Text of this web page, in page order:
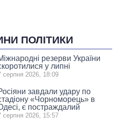
ПОЛІТИКИ
резерви України
у липні
серпня 2026, 18:09
завдали удару по
«Чорноморець» в
є постраждалий
серпня 2026, 15:57